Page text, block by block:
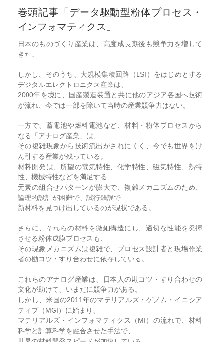
巻頭記事「データ駆動型粉体プロセス・
インフォマティクス」
日本のものづくり産業は、高度成長期後も競争力を増して
きた。
しかし、そのうち、大規模集積回路（LSI）をはじめとする
デジタルエレクトロニクス産業は、
2000年を境に、国産製造装置と共に他のアジア各国へ技術
が流れ、今では一部を除いて当時の産業競争力はない。
一方で、蓄電池や燃料電池など、材料・粉体プロセスから
なる「アナログ産業」は、
その複雑現象から技術流出がされにくく、今でも世界をけ
ん引する産業が残っている。
材料開発は、所望の電気特性、化学特性、磁気特性、熱特
性、機械特性などを満足する
元素の組合せパターンが膨大で、複雑メカニズムのため、
論理的設計が困難で、試行錯誤で
新材料を見つけ出しているのが現状である。
さらに、それらの材料を微細構造にし、適切な性能を発揮
させる粉体成膜プロセスも、
その現象メカニズムは複雑で、プロセス設計者と現場作業
者の勘コツ・すり合わせに依存している。
これらのアナログ産業は、日本人の勘コツ・すり合わせの
文化が助けて、いまだに競争力がある。
しかし、米国の2011年のマテリアルズ・ゲノム・イニシア
ティブ（MGI）に始まり、
マテリアルズ・インフォマティクス（MI）の流れで、材料
科学と計算科学を融合させた手法で、